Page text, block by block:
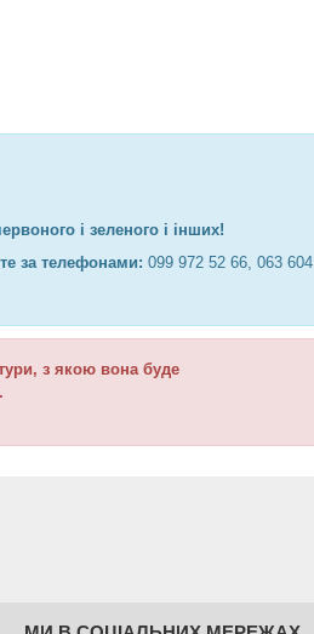
і зеленого і інших!
за телефонами: 099 972 52 66, 063 604
з якою вона буде